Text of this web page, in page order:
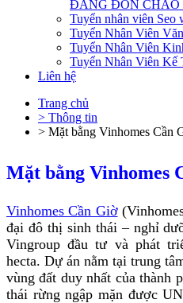
ĐANG ĐÓN CHÀO
Tuyển nhân viên Seo
Tuyển Nhân Viên
Tuyển Nhân Viên
Tuyển Nhân Viên Kế
Liên hệ
Trang chủ
> Thông tin
> Mặt bằng Vinhomes Cần
Mặt bằng Vinhomes
Vinhomes Cần Giờ
đại đô thị sinh thái – nghỉ
Vingroup đầu tư và phát
hecta. Dự án nằm tại trung
vùng đất duy nhất của thành
thái rừng ngập mặn được